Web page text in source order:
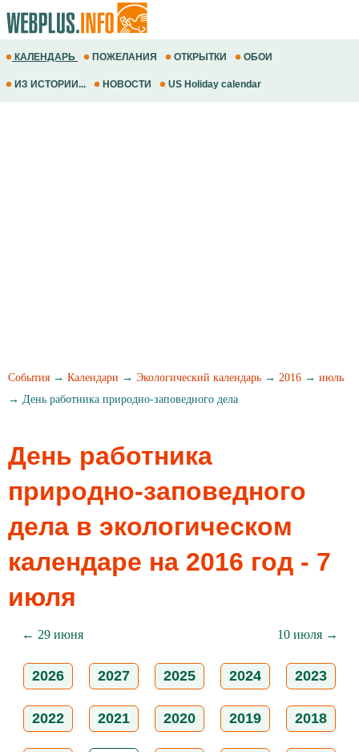
КАЛЕНДАРЬ ПОЖЕЛАНИЯ ОТКРЫТКИ ОБОИ
ИЗ ИСТОРИИ... НОВОСТИ US Holiday calendar
События → Календари → Экологический календарь → 2016 → июль
→ День работника природно-заповедного дела
День работника
природно-заповедного
дела в экологическом
календаре на 2016 год - 7
июля
← 29 июня 10 июля →
2026 2027 2025 2024 2023
2022 2021 2020 2019 2018